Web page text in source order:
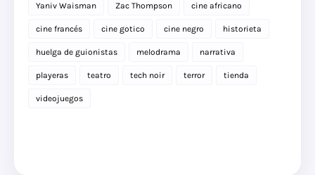
Yaniv Waisman Zac Thompson cine africano
cine francés cine gotico cine negro historieta
huelga de guionistas melodrama narrativa
playeras teatro tech noir terror tienda
videojuegos